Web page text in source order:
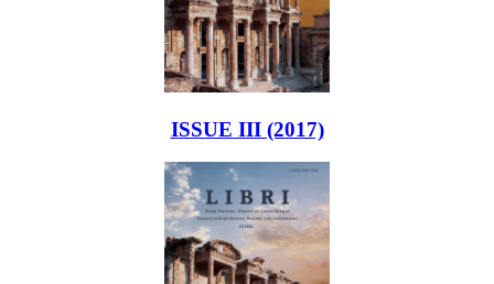
ISSUE III (2017)